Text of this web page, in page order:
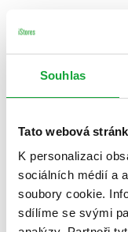
Souhlas
Tato webová
K personalizaci
sociálních médií a
soubory cookie.
sdílíme se svými